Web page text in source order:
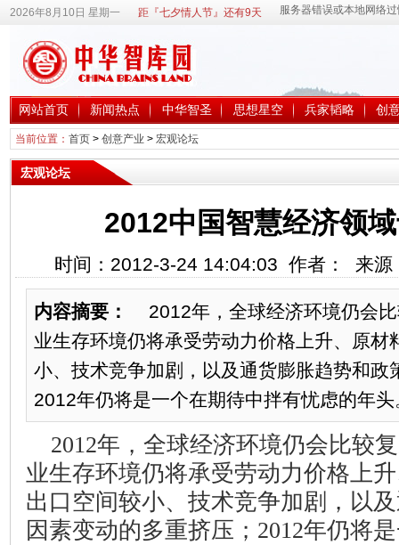
2026年8月10日 星期一 距『七夕情人节』还有9天
网站首页 新闻热点 中华智圣 思想星空 兵家韬略 创
当前位置： 首页> 创意产业 > 宏观论坛
宏观论坛
2012中国智慧经济领
时间：2012-3-24 14:04:03 作者： 来
内容摘要：
2012年，全球经济环境仍会
业生存环境仍将承受劳动力价格上升、原材
小、技术竞争加剧，以及通货膨胀趋势和政
2012年仍将是一个在期待中拌有忧虑的年
2012年，全球经济环境仍会比较
业生存环境仍将承受劳动力价格上
出口空间较小、技术竞争加剧，以
因素变动的多重挤压； 2012年仍将